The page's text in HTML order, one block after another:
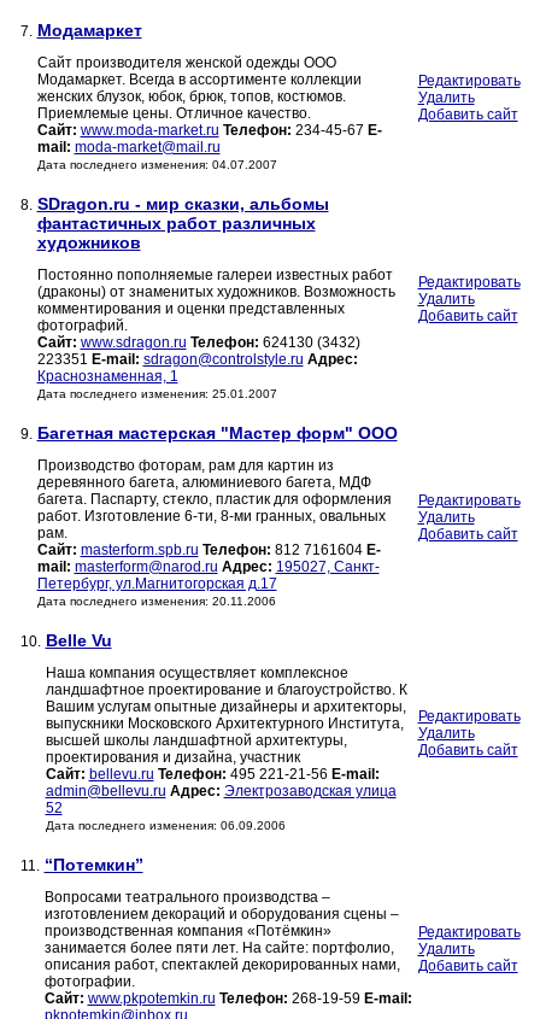
7. Модамаркет
Сайт производителя женской одежды ООО
Модамаркет. Всегда в ассортименте коллекции
женских блузок, юбок, брюк, топов, костюмов.
Приемлемые цены. Отличное качество.
Сайт: www.moda-market.ru Телефон: 234-45-67 E-
mail: moda-market@mail.ru
Дата последнего изменения: 04.07.2007
Редактировать
Удалить
Добавить сайт
8. SDragon.ru - мир сказки, альбомы
фантастичных работ различных
художников
Постоянно пополняемые галереи известных работ
(драконы) от знаменитых художников. Возможность
комментирования и оценки представленных
фотографий.
Сайт: www.sdragon.ru Телефон: 624130 (3432)
223351 E-mail: sdragon@controlstyle.ru Адрес:
Краснознаменная, 1
Дата последнего изменения: 25.01.2007
Редактировать
Удалить
Добавить сайт
9. Багетная мастерская "Мастер форм" ООО
Производство фоторам, рам для картин из
деревянного багета, алюминиевого багета, МДФ
багета. Паспарту, стекло, пластик для оформления
работ. Изготовление 6-ти, 8-ми гранных, овальных
рам.
Сайт: masterform.spb.ru Телефон: 812 7161604 E-
mail: masterform@narod.ru Адрес: 195027, Санкт-
Петербург, ул.Магнитогорская д.17
Дата последнего изменения: 20.11.2006
Редактировать
Удалить
Добавить сайт
10. Belle Vu
Наша компания осуществляет комплексное
ландшафтное проектирование и благоустройство. К
Вашим услугам опытные дизайнеры и архитекторы,
выпускники Московского Архитектурного Института,
высшей школы ландшафтной архитектуры,
проектирования и дизайна, участник
Сайт: bellevu.ru Телефон: 495 221-21-56 E-mail:
admin@bellevu.ru Адрес: Электрозаводская улица
52
Дата последнего изменения: 06.09.2006
Редактировать
Удалить
Добавить сайт
11. “Потемкин”
Вопросами театрального производства –
изготовлением декораций и оборудования сцены –
производственная компания «Потёмкин»
занимается более пяти лет. На сайте: портфолио,
описания работ, спектаклей декорированных нами,
фотографии.
Сайт: www.pkpotemkin.ru Телефон: 268-19-59 E-mail:
Редактировать
Удалить
Добавить сайт